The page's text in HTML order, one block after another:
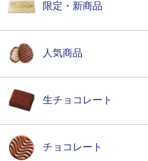
限定・新商品
人気商品
生チョコレート
チョコレート